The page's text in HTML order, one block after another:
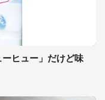
ヒュー」だけど味